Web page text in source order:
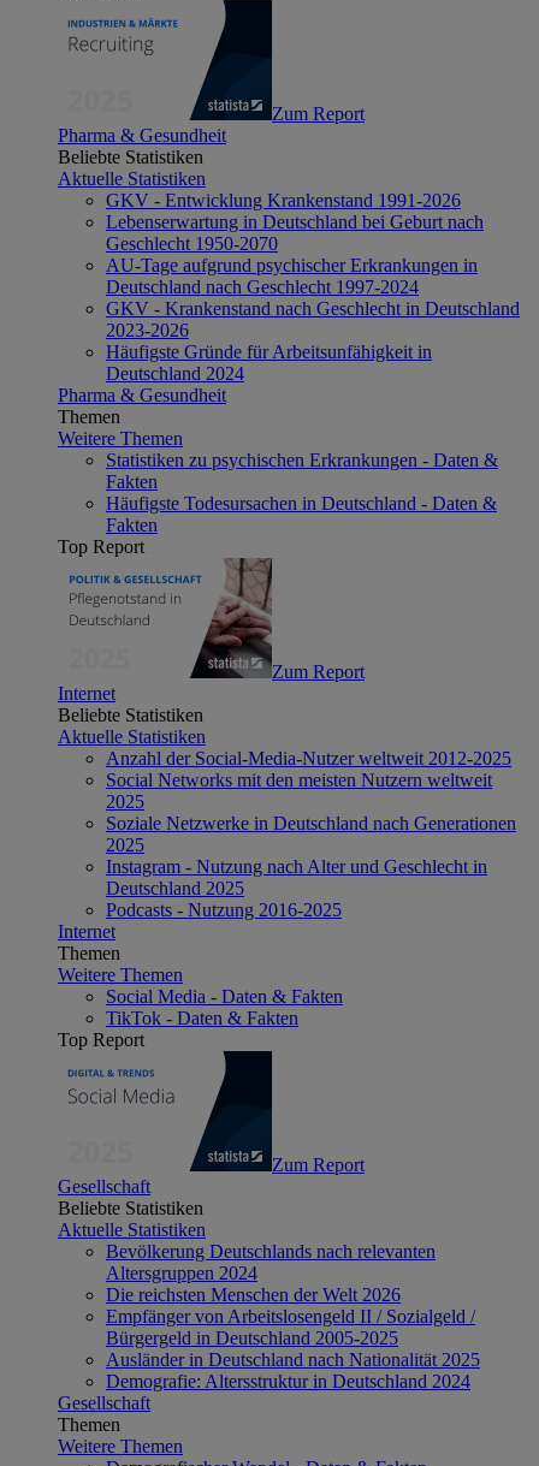
Zum Report
Pharma & Gesundheit
Beliebte Statistiken
Aktuelle Statistiken
GKV - Entwicklung Krankenstand 1991-2026
Lebenserwartung in Deutschland bei Geburt nach
Geschlecht 1950-2070
AU-Tage aufgrund psychischer Erkrankungen in
Deutschland nach Geschlecht 1997-2024
GKV - Krankenstand nach Geschlecht in Deutschland
2023-2026
Häufigste Gründe für Arbeitsunfähigkeit in
Deutschland 2024
Pharma & Gesundheit
Themen
Weitere Themen
Statistiken zu psychischen Erkrankungen - Daten &
Fakten
Häufigste Todesursachen in Deutschland - Daten &
Fakten
Top Report
Zum Report
Internet
Beliebte Statistiken
Aktuelle Statistiken
Anzahl der Social-Media-Nutzer weltweit 2012-2025
Social Networks mit den meisten Nutzern weltweit
2025
Soziale Netzwerke in Deutschland nach Generationen
2025
Instagram - Nutzung nach Alter und Geschlecht in
Deutschland 2025
Podcasts - Nutzung 2016-2025
Internet
Themen
Weitere Themen
Social Media - Daten & Fakten
TikTok - Daten & Fakten
Top Report
Zum Report
Gesellschaft
Beliebte Statistiken
Aktuelle Statistiken
Bevölkerung Deutschlands nach relevanten
Altersgruppen 2024
Die reichsten Menschen der Welt 2026
Empfänger von Arbeitslosengeld II / Sozialgeld /
Bürgergeld in Deutschland 2005-2025
Ausländer in Deutschland nach Nationalität 2025
Demografie: Altersstruktur in Deutschland 2024
Gesellschaft
Themen
Weitere Themen